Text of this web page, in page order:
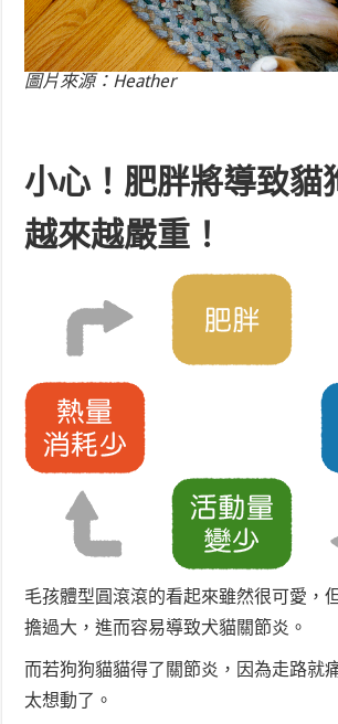
圖片來源：Heather
小心！肥胖將導致貓
越來越嚴重！
毛孩體型圓滾滾的看起來雖然很可愛，
擔過大，進而容易導致犬貓關節炎。
而若狗狗貓貓得了關節炎，因為走路就
太想動了。